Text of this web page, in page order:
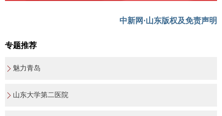
中新网·山东版权及免责声明
专题推荐
魅力青岛
山东大学第二医院